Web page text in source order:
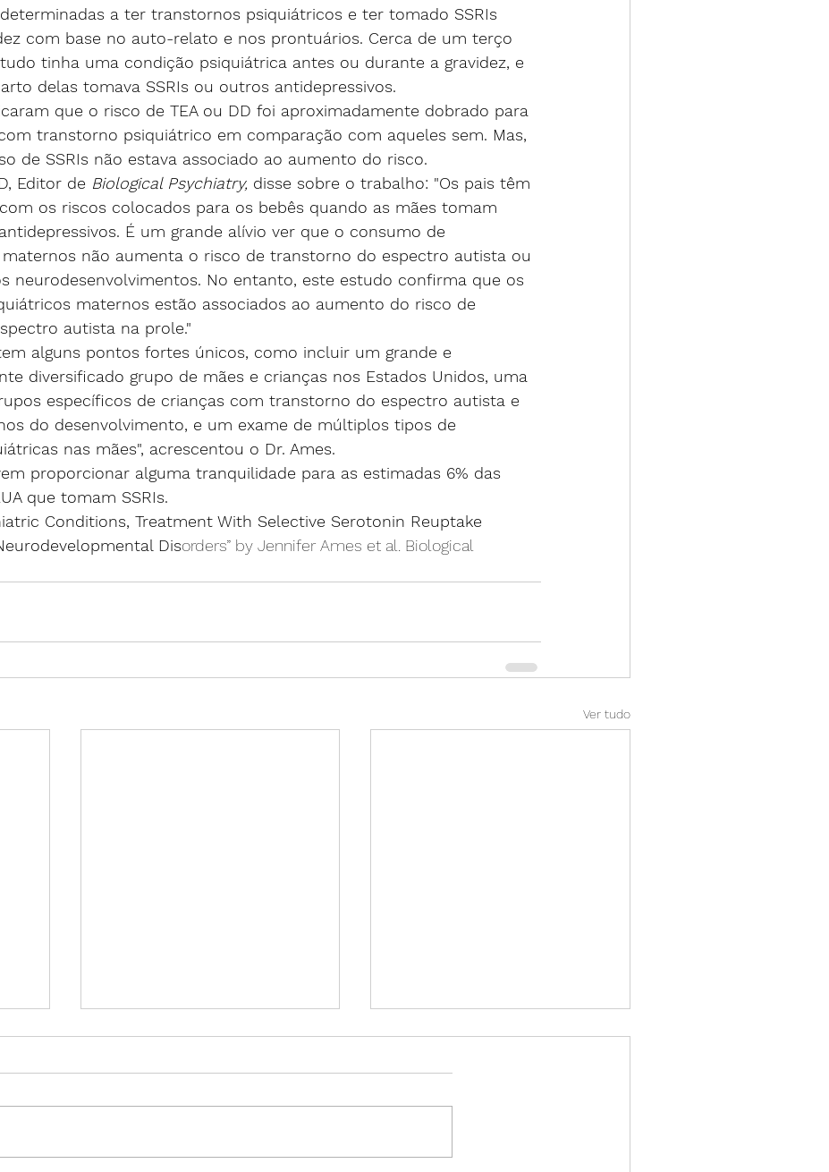
a ter transtornos psiquiátricos e ter tomado SSRIs
com base no auto-relato e nos prontuários. Cerca de um terço
tinha uma condição psiquiátrica antes ou durante a gravidez, e
delas tomava SSRIs ou outros antidepressivos.
que o risco de TEA ou DD foi aproximadamente dobrado para
transtorno psiquiátrico em comparação com aqueles sem. Mas,
de SSRIs não estava associado ao aumento do risco.
Editor de Biological Psychiatry, disse sobre o trabalho: "Os pais têm
os riscos colocados para os bebês quando as mães tomam
É um grande alívio ver que o consumo de
maternos não aumenta o risco de transtorno do espectro autista ou
neurodesenvolvimentos. No entanto, este estudo confirma que os
maternos estão associados ao aumento do risco de
autista na prole."
alguns pontos fortes únicos, como incluir um grande e
diversificado grupo de mães e crianças nos Estados Unidos, uma
específicos de crianças com transtorno do espectro autista e
do desenvolvimento, e um exame de múltiplos tipos de
nas mães", acrescentou o Dr. Ames.
proporcionar alguma tranquilidade para as estimadas 6% das
que tomam SSRIs.
Conditions, Treatment With Selective Serotonin Reuptake
Disorders” by Jennifer Ames et al. Biological
Ver tudo